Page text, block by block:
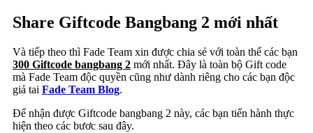
Share Giftcode Bangbang 2 mới nhất
Và tiếp theo thì Fade Team xin được chia sẻ với toàn thể các bạn
300 Giftcode bangbang 2 mới nhất. Đây là toàn bộ Gift code
mà Fade Team độc quyền cũng như dành riêng cho các bạn độc
giả tai Fade Team Blog.
Để nhận được Giftcode bangbang 2 này, các bạn tiến hành thực
hiện theo các bươc sau đây.